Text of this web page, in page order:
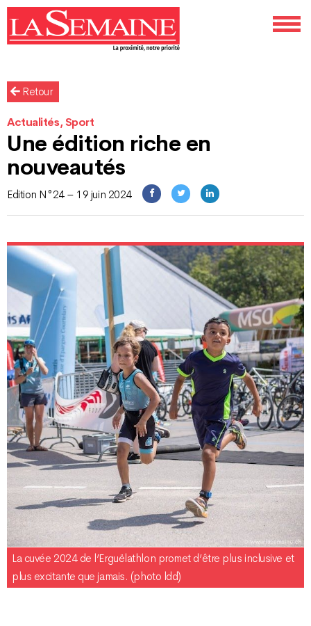
Retour
Actualités, Sport
Une édition riche en
nouveautés
Edition N°24 – 19 juin 2024
La cuvée 2024 de l’Erguëlathlon promet d’être plus inclusive et
plus excitante que jamais. (photo ldd)